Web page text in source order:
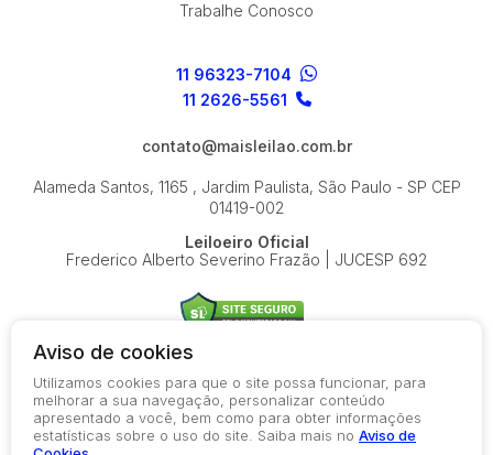
Trabalhe Conosco
11 96323-7104
11 2626-5561
contato@maisleilao.com.br
Alameda Santos, 1165 , Jardim Paulista, São Paulo - SP CEP
01419-002
Leiloeiro Oficial
Frederico Alberto Severino Frazão | JUCESP 692
© 2026-present - Todos os direitos reservados
Política de Privacidade
Aviso de cookies
Utilizamos cookies para que o site possa funcionar, para
melhorar a sua navegação, personalizar conteúdo
apresentado a você, bem como para obter informações
estatísticas sobre o uso do site. Saiba mais no Aviso de